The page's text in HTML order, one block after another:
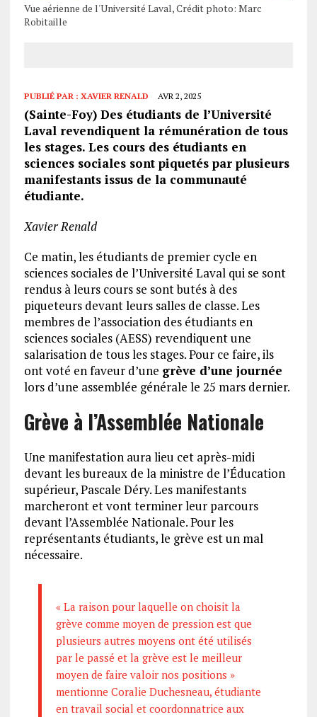
Vue aérienne de l'Université Laval, Crédit photo: Marc
Robitaille
PUBLIÉ PAR : XAVIER RENALD AVR 2, 2025
(Sainte-Foy) Des étudiants de l’Université
Laval revendiquent la rémunération de tous
les stages. Les cours des étudiants en
sciences sociales sont piquetés par plusieurs
manifestants issus de la communauté
étudiante.
Xavier Renald
Ce matin, les étudiants de premier cycle en
sciences sociales de l’Université Laval qui se sont
rendus à leurs cours se sont butés à des
piqueteurs devant leurs salles de classe. Les
membres de l’association des étudiants en
sciences sociales (AESS) revendiquent une
salarisation de tous les stages. Pour ce faire, ils
ont voté en faveur d’une grève d’une journée
lors d’une assemblée générale le 25 mars dernier.
Grève à l’Assemblée Nationale
Une manifestation aura lieu cet après-midi
devant les bureaux de la ministre de l’Éducation
supérieur, Pascale Déry. Les manifestants
marcheront et vont terminer leur parcours
devant l’Assemblée Nationale. Pour les
représentants étudiants, le grève est un mal
nécessaire.
« La raison pour laquelle on choisit la
grève comme moyen de pression est que
plusieurs autres moyens ont été utilisés
par le passé et la grève est le meilleur
moyen de faire valoir nos positions »
mentionne Coralie Duchesneau, étudiante
en travail social et coordonnatrice aux